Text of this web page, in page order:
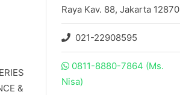
&
Raya Kav. 88, Jakarta 12870
021-22908595
0811-8880-7864 (Ms.
Nisa)